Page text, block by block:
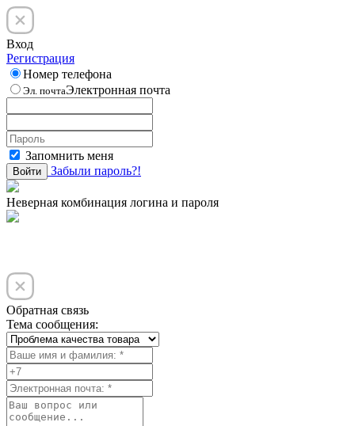
Вход
Регистрация
Номер телефона
Эл. почтаЭлектронная почта
Запомнить меня
Войти Забыли пароль?!
Неверная комбинация логина и пароля
Обратная связь
Тема сообщения: